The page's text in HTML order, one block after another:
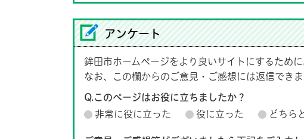
アンケート
鉾田市ホームページをより良いサイトにするため
なお、この欄からのご意見・ご感想には返信でき
Q.このページはお役に立ちましたか？
非常に役に立った
役に立った どちら